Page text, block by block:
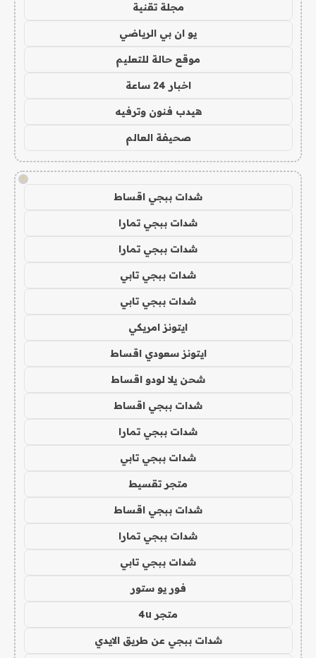
مجلة تقنية
يو ان بي الرياضي
موقع حالة للتعليم
اخبار 24 ساعة
هيدب فنون وترفيه
صحيفة العالم
!
شدات ببجي اقساط
شدات ببجي تمارا
شدات ببجي تمارا
شدات ببجي تابي
شدات ببجي تابي
ايتونز امريكي
ايتونز سعودي اقساط
شحن يلا لودو اقساط
شدات ببجي اقساط
شدات ببجي تمارا
شدات ببجي تابي
متجر تقسيط
شدات ببجي اقساط
شدات ببجي تمارا
شدات ببجي تابي
فور يو ستور
متجر 4u
شدات ببجي عن طريق الايدي